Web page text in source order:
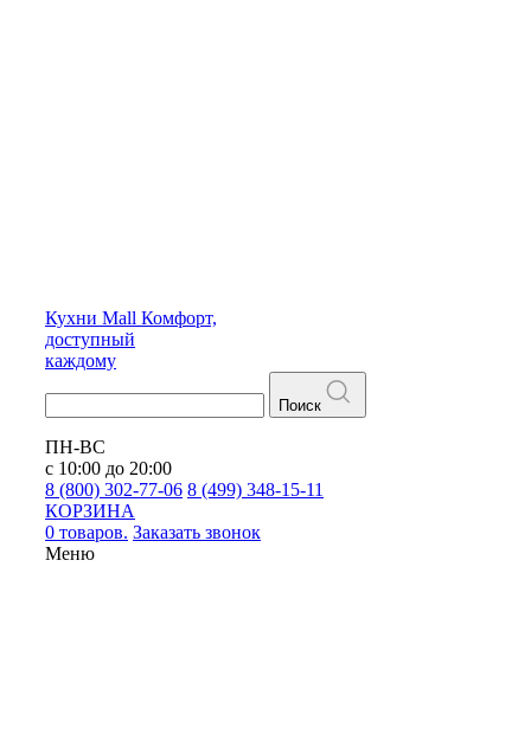
Кухни Mall Комфорт,
доступный
каждому
Поиск
ПН-ВС
с 10:00 до 20:00
8 (800) 302-77-06 8 (499) 348-15-11
КОРЗИНА
0 товаров. Заказать звонок
Меню